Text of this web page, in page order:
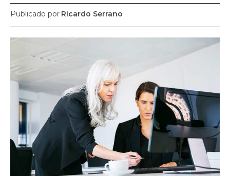
Welcome to Liberty Case
We have a curated list of the most noteworthy news from all
across the globe. With any subscription plan, you get access
exclusive articlesthat let you stay ahead of the curve.
Your Profile
NEWS LIFESTYLE PUBLIC OPINION
Publicado por Ricardo Serrano